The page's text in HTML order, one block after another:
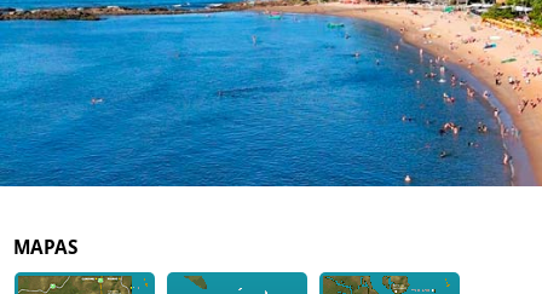
MAPAS